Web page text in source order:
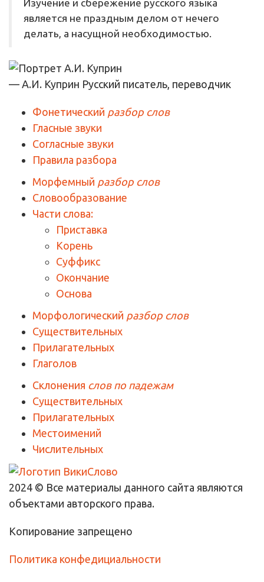
Изучение и сбережение русского языка
является не праздным делом от нечего
делать, а насущной необходимостью.
— А.И. Куприн Русский писатель, переводчик
Фонетический разбор слов
Гласные звуки
Согласные звуки
Правила разбора
Морфемный разбор слов
Словообразование
Части слова:
Приставка
Корень
Суффикс
Окончание
Основа
Морфологический разбор слов
Существительных
Прилагательных
Глаголов
Склонения слов по падежам
Существительных
Прилагательных
Местоимений
Числительных
2024 © Все материалы данного сайта являются
объектами авторского права.
Копирование запрещено
Политика конфедициальности